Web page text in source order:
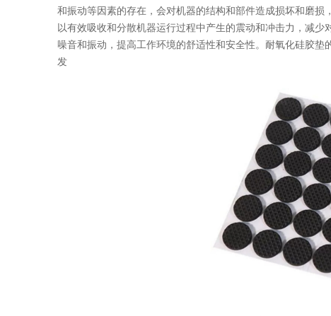
和振动等因素的存在，会对机器的结构和部件造成损坏和磨
以有效吸收和分散机器运行过程中产生的震动和冲击力，减
噪音和振动，提高工作环境的舒适性和安全性。耐氧化硅胶
发